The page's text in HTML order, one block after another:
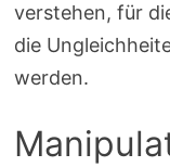
verstehen, für
die
werden.